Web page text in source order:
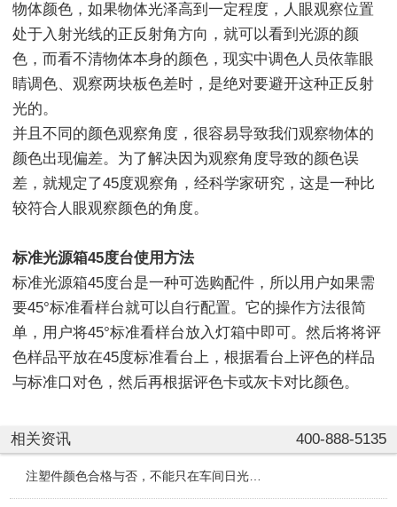
物体颜色，如果物体光泽高到一定程度，人眼观察位置
处于入射光线的正反射角方向，就可以看到光源的颜
色，而看不清物体本身的颜色，现实中调色人员依靠眼
睛调色、观察两块板色差时，是绝对要避开这种正反射
光的。
并且不同的颜色观察角度，很容易导致我们观察物体的
颜色出现偏差。为了解决因为观察角度导致的颜色误
差，就规定了45度观察角，经科学家研究，这是一种比
较符合人眼观察颜色的角度。
标准光源箱45度台使用方法
标准光源箱45度台是一种可选购配件，所以用户如果需
要45°标准看样台就可以自行配置。它的操作方法很简
单，用户将45°标准看样台放入灯箱中即可。然后将将评
色样品平放在45度标准看台上，根据看台上评色的样品
与标准口对色，然后再根据评色卡或灰卡对比颜色。
相关资讯 400-888-5135
注塑件颜色合格与否，不能只在车间日光灯下说了算